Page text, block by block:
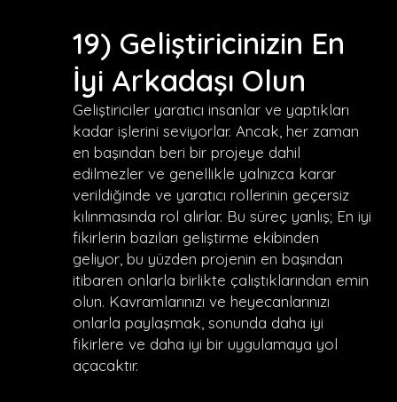
19) Geliştiricinizin En
İyi Arkadaşı Olun
Geliştiriciler yaratıcı insanlar ve yaptıkları
kadar işlerini seviyorlar. Ancak, her zaman
en başından beri bir projeye dahil
edilmezler ve genellikle yalnızca karar
verildiğinde ve yaratıcı rollerinin geçersiz
kılınmasında rol alırlar. Bu süreç yanlış; En iyi
fikirlerin bazıları geliştirme ekibinden
geliyor, bu yüzden projenin en başından
itibaren onlarla birlikte çalıştıklarından emin
olun. Kavramlarınızı ve heyecanlarınızı
onlarla paylaşmak, sonunda daha iyi
fikirlere ve daha iyi bir uygulamaya yol
açacaktır.